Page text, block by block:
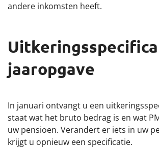
andere inkomsten heeft.
jaaropgave
In januari ontvangt u een
staat wat het bruto bedrag is en wat
uw pensioen. Verandert er iets in uw
krijgt u opnieuw een specificatie.